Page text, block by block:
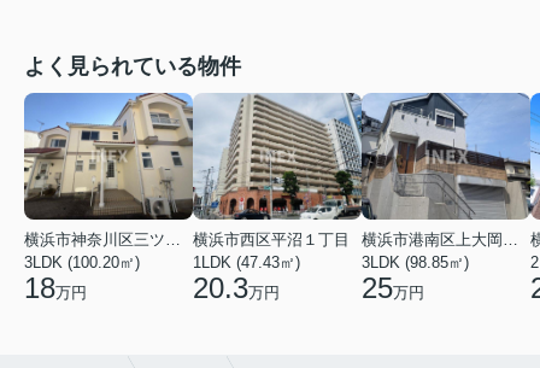
よく見られている物件
横浜市神奈川区三ツ沢上町
3LDK (100.20㎡)
18万円
横浜市西区平沼１丁目
1LDK (47.43㎡)
20.3万円
横浜市港南区上大岡東２丁目
3LDK (98.85㎡)
25万円